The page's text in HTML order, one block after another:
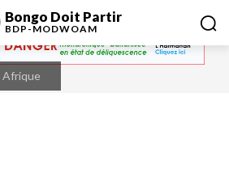
Bongo Doit Partir
BDP-MODWOAM
Afrique